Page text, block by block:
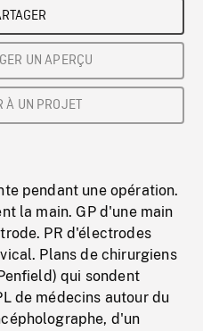
UN APERÇU
À UN PROJET
pendant une opération.
la main. GP d'une main
PR d'électrodes
Plans de chirurgiens
qui sondent
de médecins autour du
d'un